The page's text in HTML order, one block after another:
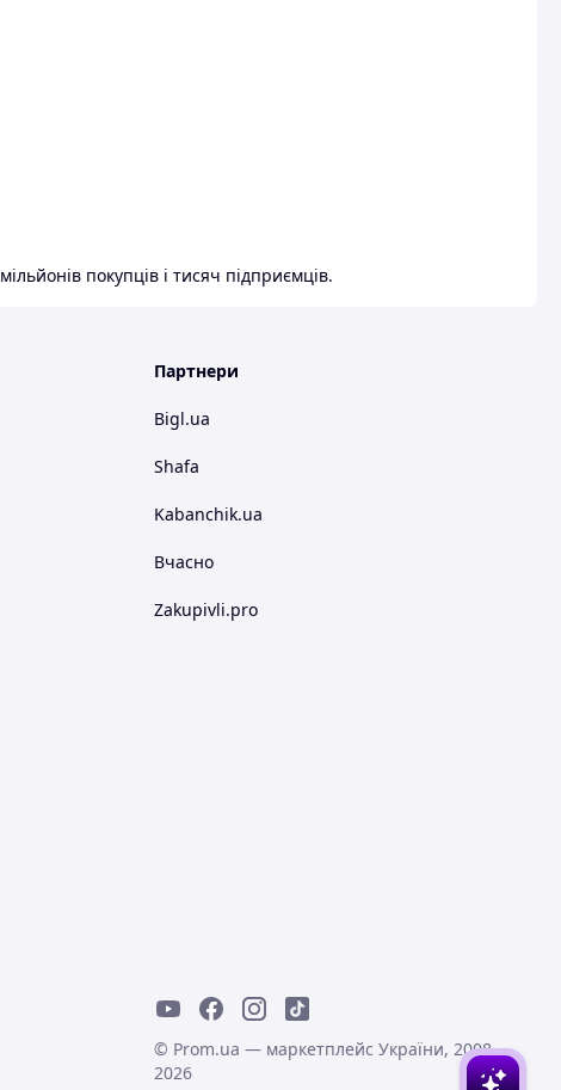
покупців і тисяч підприємців.
Партнери
Bigl.ua
Shafa
Kabanchik.ua
Вчасно
Zakupivli.pro
© Prom.ua — маркетплейс України, 2008-
2026